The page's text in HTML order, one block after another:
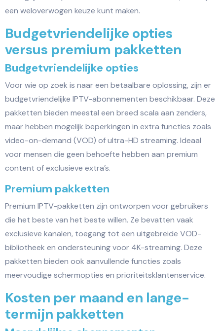
een weloverwogen keuze kunt maken.
Budgetvriendelijke opties
versus premium pakketten
Budgetvriendelijke opties
Voor wie op zoek is naar een betaalbare oplossing, zijn er
budgetvriendelijke IPTV-abonnementen beschikbaar. Deze
pakketten bieden meestal een breed scala aan zenders,
maar hebben mogelijk beperkingen in extra functies zoals
video-on-demand (VOD) of ultra-HD streaming. Ideaal
voor mensen die geen behoefte hebben aan premium
content of exclusieve extra’s.
Premium pakketten
Premium IPTV-pakketten zijn ontworpen voor gebruikers
die het beste van het beste willen. Ze bevatten vaak
exclusieve kanalen, toegang tot een uitgebreide VOD-
bibliotheek en ondersteuning voor 4K-streaming. Deze
pakketten bieden ook aanvullende functies zoals
meervoudige schermopties en prioriteitsklantenservice.
Kosten per maand en lange-
termijn pakketten